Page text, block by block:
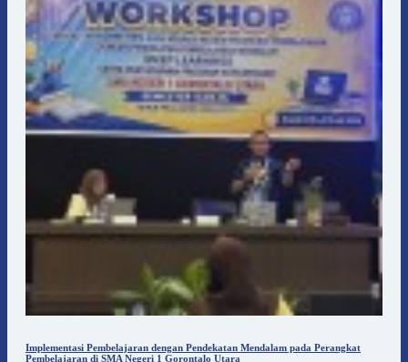
Implementasi Pembelajaran dengan Pendekatan Mendalam pada Perangkat
Pembelajaran di SMA Negeri 1 Gorontalo Utara